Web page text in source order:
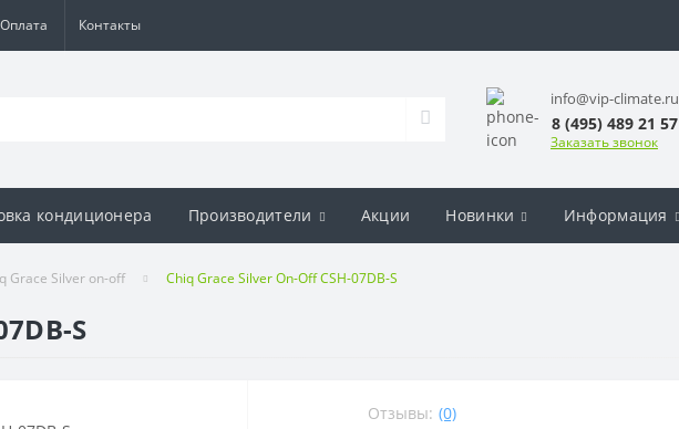
Оплата Контакты
info@vip-climate.ru
8 (495) 489 21 57
Заказать звонок
кондиционера Производители Акции Новинки Информация
Grace Silver on-off Chiq Grace Silver On-Off CSH-07DB-S
S
Отзывы: (0)